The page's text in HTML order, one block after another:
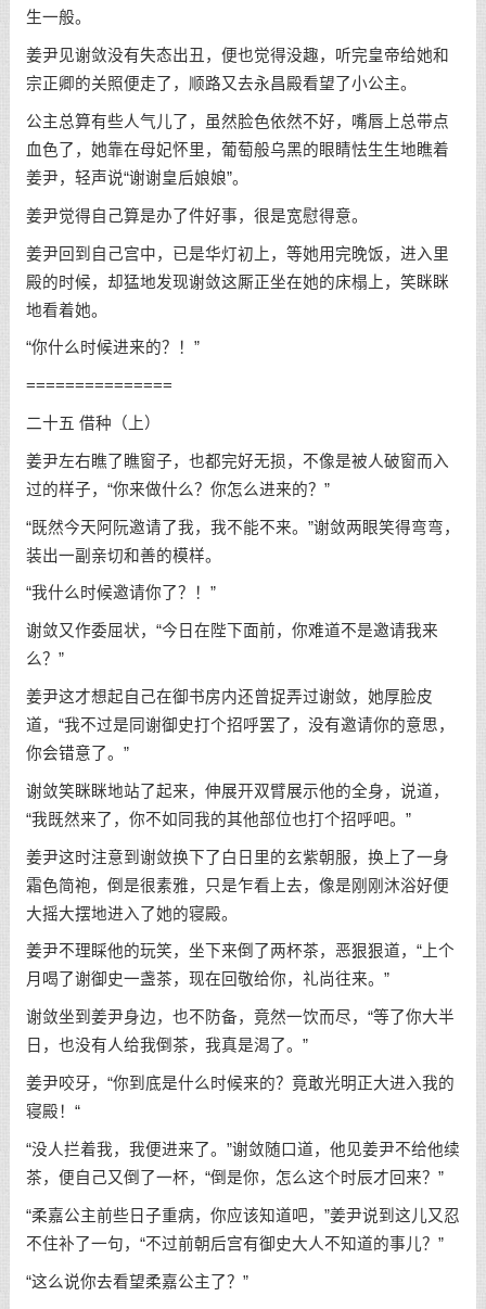
生一般。
姜尹见谢敛没有失态出丑，便也觉得没趣，听完皇帝给她和
宗正卿的关照便走了，顺路又去永昌殿看望了小公主。
公主总算有些人气儿了，虽然脸色依然不好，嘴唇上总带点
血色了，她靠在母妃怀里，葡萄般乌黑的眼睛怯生生地瞧着
姜尹，轻声说“谢谢皇后娘娘”。
姜尹觉得自己算是办了件好事，很是宽慰得意。
姜尹回到自己宫中，已是华灯初上，等她用完晚饭，进入里
殿的时候，却猛地发现谢敛这厮正坐在她的床榻上，笑眯眯
地看着她。
“你什么时候进来的？！”
===============
二十五 借种（上）
姜尹左右瞧了瞧窗子，也都完好无损，不像是被人破窗而入
过的样子，“你来做什么？你怎么进来的？”
“既然今天阿阮邀请了我，我不能不来。”谢敛两眼笑得弯弯，
装出一副亲切和善的模样。
“我什么时候邀请你了？！”
谢敛又作委屈状，“今日在陛下面前，你难道不是邀请我来
么？”
姜尹这才想起自己在御书房内还曾捉弄过谢敛，她厚脸皮
道，“我不过是同谢御史打个招呼罢了，没有邀请你的意思，
你会错意了。”
谢敛笑眯眯地站了起来，伸展开双臂展示他的全身，说道，
“我既然来了，你不如同我的其他部位也打个招呼吧。”
姜尹这时注意到谢敛换下了白日里的玄紫朝服，换上了一身
霜色简袍，倒是很素雅，只是乍看上去，像是刚刚沐浴好便
大摇大摆地进入了她的寝殿。
姜尹不理睬他的玩笑，坐下来倒了两杯茶，恶狠狠道，“上个
月喝了谢御史一盏茶，现在回敬给你，礼尚往来。”
谢敛坐到姜尹身边，也不防备，竟然一饮而尽，“等了你大半
日，也没有人给我倒茶，我真是渴了。”
姜尹咬牙，“你到底是什么时候来的？竟敢光明正大进入我的
寝殿！“
“没人拦着我，我便进来了。”谢敛随口道，他见姜尹不给他续
茶，便自己又倒了一杯，“倒是你，怎么这个时辰才回来？”
“柔嘉公主前些日子重病，你应该知道吧，”姜尹说到这儿又忍
不住补了一句，“不过前朝后宫有御史大人不知道的事儿？”
“这么说你去看望柔嘉公主了？”